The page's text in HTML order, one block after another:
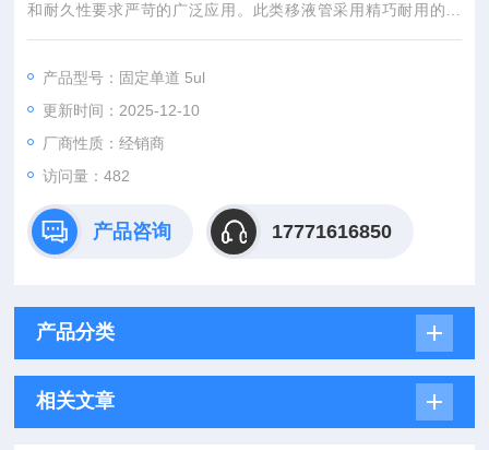
和耐久性要求严苛的广泛应用。此类移液管采用精巧耐用的设
计，由坚固的 PVDF 组件制成，可经受刺激性化学品并抵御紫外
产品型号：固定单道 5ul
更新时间：2025-12-10
厂商性质：经销商
访问量：482
产品咨询 17771616850
产品分类
相关文章